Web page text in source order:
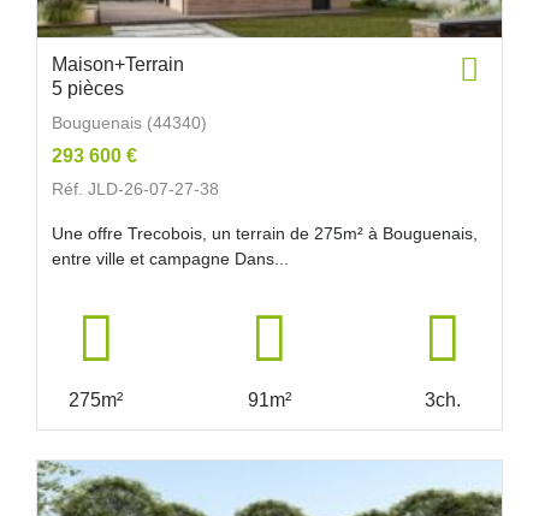
Maison+Terrain
5 pièces
Bouguenais (44340)
293 600 €
Réf. JLD-26-07-27-38
Une offre Trecobois, un terrain de 275m² à Bouguenais,
entre ville et campagne Dans...
275m² 91m² 3ch.